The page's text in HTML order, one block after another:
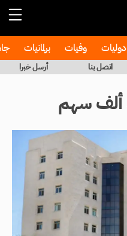
دوليات وفيات برلمانيات
اتصل بنا أرسل خبرا